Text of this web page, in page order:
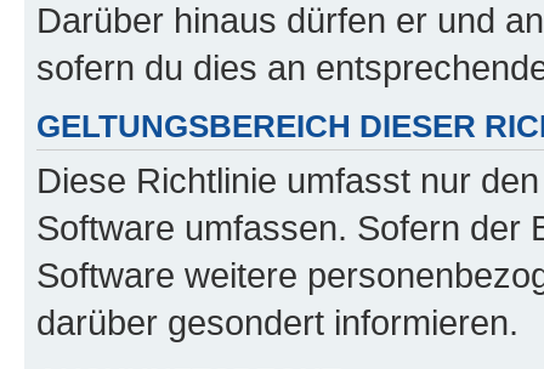
Darüber hinaus dürfen er und
sofern du dies an
GELTUNGSBEREICH DIESER
Diese Richtlinie umfasst nur
Software umfassen. Sofern der
Software weitere
darüber gesondert informieren.